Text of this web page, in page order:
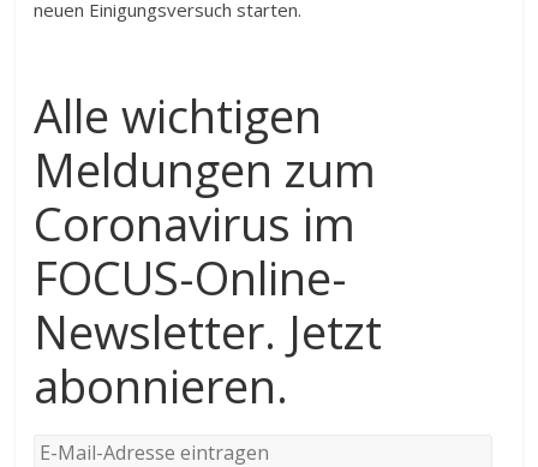
neuen Einigungsversuch starten.
Alle wichtigen
Meldungen zum
Coronavirus im
FOCUS-Online-
Newsletter. Jetzt
abonnieren.